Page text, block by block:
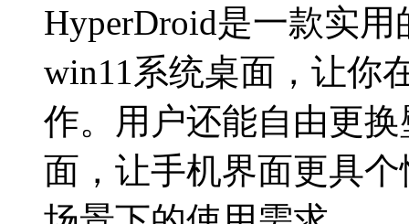
HyperDroid是一款实
win11系统桌面，让你
作。用户还能自由更
面，让手机界面更具